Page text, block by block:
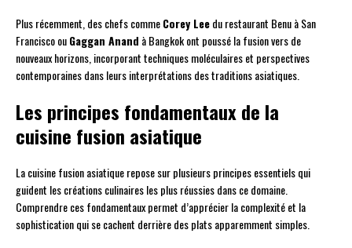
Plus récemment, des chefs commeCorey Leedu restaurant Benu à San
Francisco ouGaggan Anand à Bangkok ont poussé la fusion vers de
nouveaux horizons, incorporant techniques moléculaires et perspectives
contemporaines dans leurs interprétations des traditions asiatiques.
Les principes fondamentaux de la
cuisine fusion asiatique
La cuisine fusion asiatique repose sur plusieurs principes essentiels qui
guident les créations culinaires les plus réussies dans ce domaine.
Comprendre ces fondamentaux permet d’apprécier la complexité et la
sophistication qui se cachent derrière des plats apparemment simples.